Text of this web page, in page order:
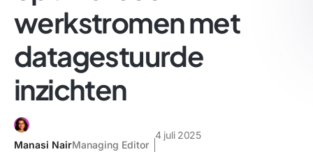
werkstromen met
datagestuurde
inzichten
Manasi NairManaging Editor
4 juli 2025